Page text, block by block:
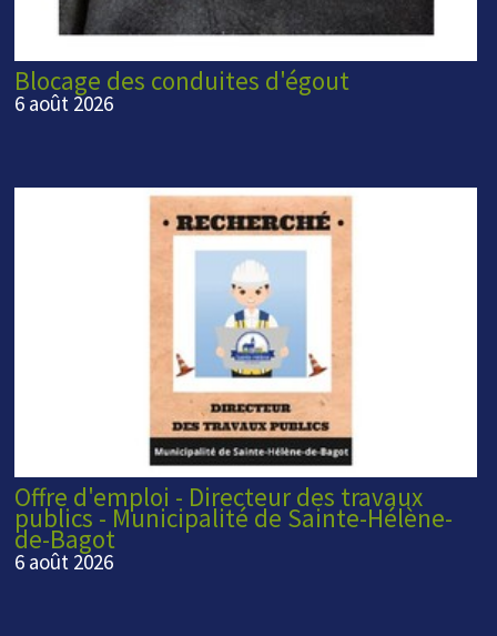
Blocage des conduites d'égout
6 août 2026
Offre d'emploi - Directeur des travaux
publics - Municipalité de Sainte-Hélène-
de-Bagot
6 août 2026